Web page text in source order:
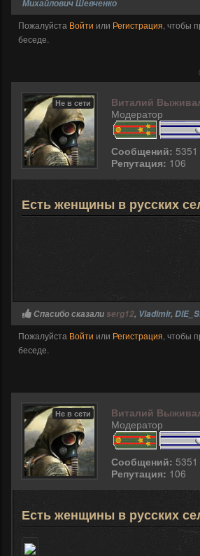
Михайлович Шевченко
Пожалуйста Войти или Регистрация, чтобы
беседе.
Не в сети
Виталий
Модератор
Сообщений: 5351
Репутация: 106
Есть женщины в русских
Спасибо сказалиserg12, Vladimir,
Пожалуйста Войти или Регистрация, чтобы
беседе.
Не в сети
Виталий
Модератор
Сообщений: 5351
Репутация: 106
Есть женщины в русских